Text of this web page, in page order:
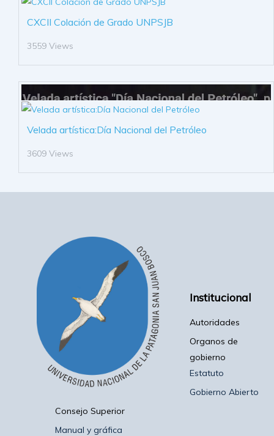
CXCII Colación de Grado UNPSJB
3559 Views
Velada artística:Día Nacional del Petróleo
3609 Views
Institucional
Autoridades
Organos de
gobierno
Estatuto
Gobierno Abierto
Consejo Superior
Manual y gráfica